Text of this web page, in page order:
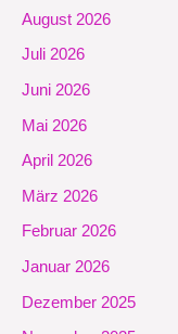
August 2026
Juli 2026
Juni 2026
Mai 2026
April 2026
März 2026
Februar 2026
Januar 2026
Dezember 2025